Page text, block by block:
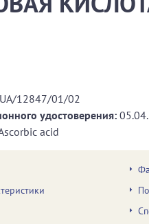
UA/12847/01/02
удостоверения:
аcid